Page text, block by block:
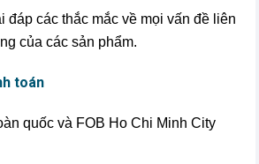
các thắc mắc về mọi vấn đề liên
của các sản phẩm.
toán
quốc và FOB Ho Chi Minh City